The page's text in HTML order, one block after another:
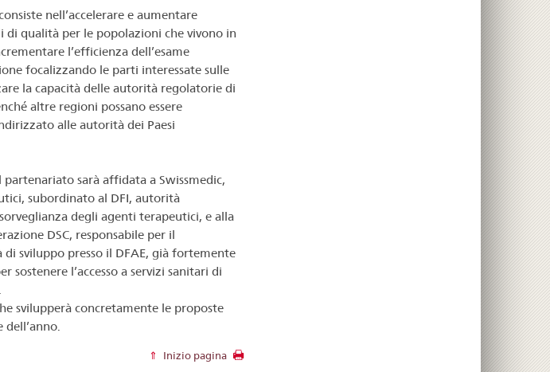
nell’accelerare e aumentare
di qualità per le popolazioni che vivono in
l’efficienza dell’esame
focalizzando le parti interessate sulle
la capacità delle autorità regolatorie di
altre regioni possano essere
alle autorità dei Paesi
sarà affidata a Swissmedic,
subordinato al DFI, autorità
degli agenti terapeutici, e alla
DSC, responsabile per il
sviluppo presso il DFAE, già fortemente
sostenere l’accesso a servizi sanitari di
svilupperà concretamente le proposte
Inizio pagina